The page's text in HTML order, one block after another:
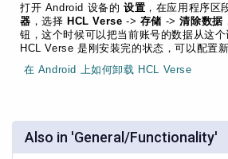
打开 Android 设备的设置 ，在应用程序区
器 ，选择 HCL Verse -> 存储 ->清除数据
钮，这个时候可以把当前账号的数据从这个
HCL Verse 是刚安装完的状态，可以配置新
在 Android 上如何卸载 HCL Verse
Also in 'General/Functionality'